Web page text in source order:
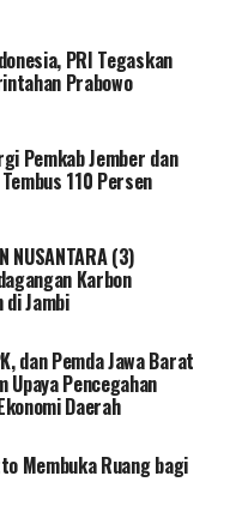
PRI Tegaskan
Prabowo
Pemkab Jember dan
110 Persen
NUSANTARA (3)
Karbon
Jambi
dan Pemda Jawa Barat
Upaya Pencegahan
Daerah
Membuka Ruang bagi